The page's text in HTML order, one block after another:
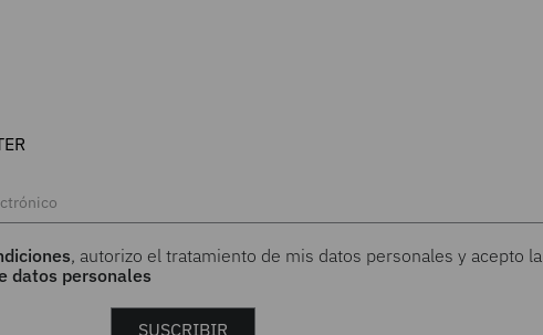
, autorizo el tratamiento de mis datos personales y acepto la
datos personales
SUSCRIBIR